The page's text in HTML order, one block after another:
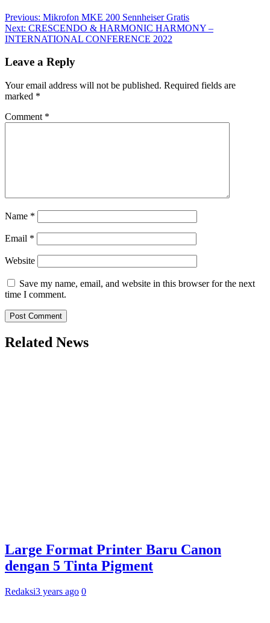
Previous: Mikrofon MKE 200 Sennheiser Gratis
Next: CRESCENDO & HARMONIC HARMONY –
INTERNATIONAL CONFERENCE 2022
Leave a Reply
Your email address will not be published. Required fields are
marked *
Comment *
Name *
Email *
Website
Save my name, email, and website in this browser for the next
time I comment.
Related News
Large Format Printer Baru Canon
dengan 5 Tinta Pigment
Redaksi3 years ago 0